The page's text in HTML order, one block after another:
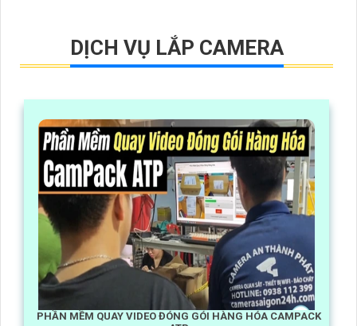
DỊCH VỤ LẮP CAMERA
PHẦN MỀM QUAY VIDEO ĐÓNG GÓI HÀNG HÓA CAMPACK